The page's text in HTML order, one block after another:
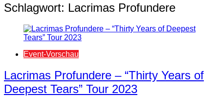
Schlagwort: Lacrimas Profundere
Event-Vorschau
Lacrimas Profundere – “Thirty Years of
Deepest Tears” Tour 2023